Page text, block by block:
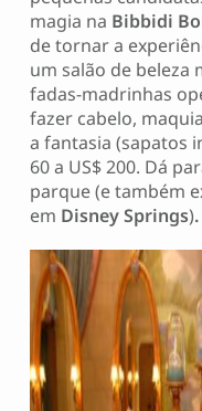
magia na Bibbidi
de tornar a
um salão de beleza
fadas-madrinhas
fazer cabelo,
a fantasia (sapatos
60 a US$ 200. Dá
parque (e também
em Disney Springs).